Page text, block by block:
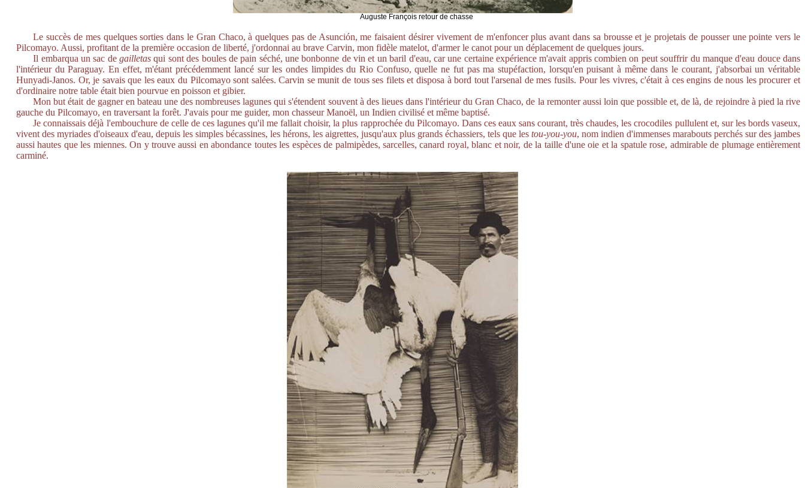
Auguste François retour de chasse
Le succès de mes quelques sorties dans le Gran Chaco, à quelques pas de Asunción, me faisaient désirer vivement de m'enfoncer plus avant dans sa brousse et je projetais de pousser une pointe vers le
Pilcomayo. Aussi, profitant de la première occasion de liberté, j'ordonnai au brave Carvin, mon fidèle matelot, d'armer le canot pour un déplacement de quelques jours.
Il embarqua un sac degailletas qui sont des boules de pain séché, une bonbonne de vin et un baril d'eau, car une certaine expérience m'avait appris combien on peut souffrir du manque d'eau douce dans
l'intérieur du Paraguay. En effet, m'étant précédemment lancé sur les ondes limpides du Rio Confuso, quelle ne fut pas ma stupéfaction, lorsqu'en puisant à même dans le courant, j'absorbai un véritable
Hunyadi-Janos. Or, je savais que les eaux du Pilcomayo sont salées. Carvin se munit de tous ses filets et disposa à bord tout l'arsenal de mes fusils. Pour les vivres, c'était à ces engins de nous les procurer et
d'ordinaire notre table était bien pourvue en poisson et gibier.
Mon but était de gagner en bateau une des nombreuses lagunes qui s'étendent souvent à des lieues dans l'intérieur du Gran Chaco, de la remonter aussi loin que possible et, de là, de rejoindre à pied la rive
gauche du Pilcomayo, en traversant la forêt. J'avais pour me guider, mon chasseur Manoël, un Indien civilisé et même baptisé.
Je connaissais déjà l'embouchure de celle de ces lagunes qu'il me fallait choisir, la plus rapprochée du Pilcomayo. Dans ces eaux sans courant, très chaudes, les crocodiles pullulent et, sur les bords vaseux,
vivent des myriades d'oiseaux d'eau, depuis les simples bécassines, les hérons, les aigrettes, jusqu'aux plus grands échassiers, tels que les tou-you-you, nom indien d'immenses marabouts perchés sur des jambes
aussi hautes que les miennes. On y trouve aussi en abondance toutes les espèces de palmipèdes, sarcelles, canard royal, blanc et noir, de la taille d'une oie et la spatule rose, admirable de plumage entièrement
carminé.